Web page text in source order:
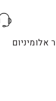
אלומיניום